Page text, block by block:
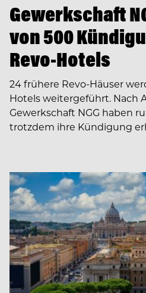
Gewerkschaft
von 500
Revo-Hotels
24 frühere Revo-Häuser
Hotels weitergeführt. Nach
Gewerkschaft NGG haben
trotzdem ihre Kündigung